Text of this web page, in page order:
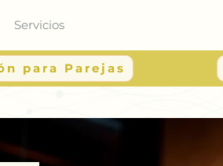
Servicios
para Parejas